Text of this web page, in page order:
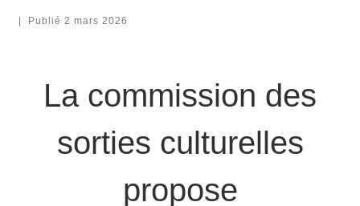
Publié 2 mars 2026
La commission des
sorties culturelles
propose